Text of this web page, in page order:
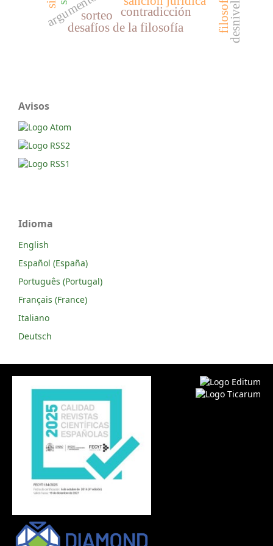
desafíos de la filosofía
contradicción
sorteo
Avisos
Idioma
English
Español (España)
Português (Portugal)
Français (France)
Italiano
Deutsch